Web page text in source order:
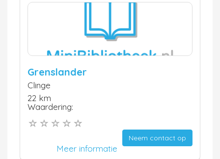
Grenslander
Clinge
22 km
Waardering:
Neem contact op
Meer informatie